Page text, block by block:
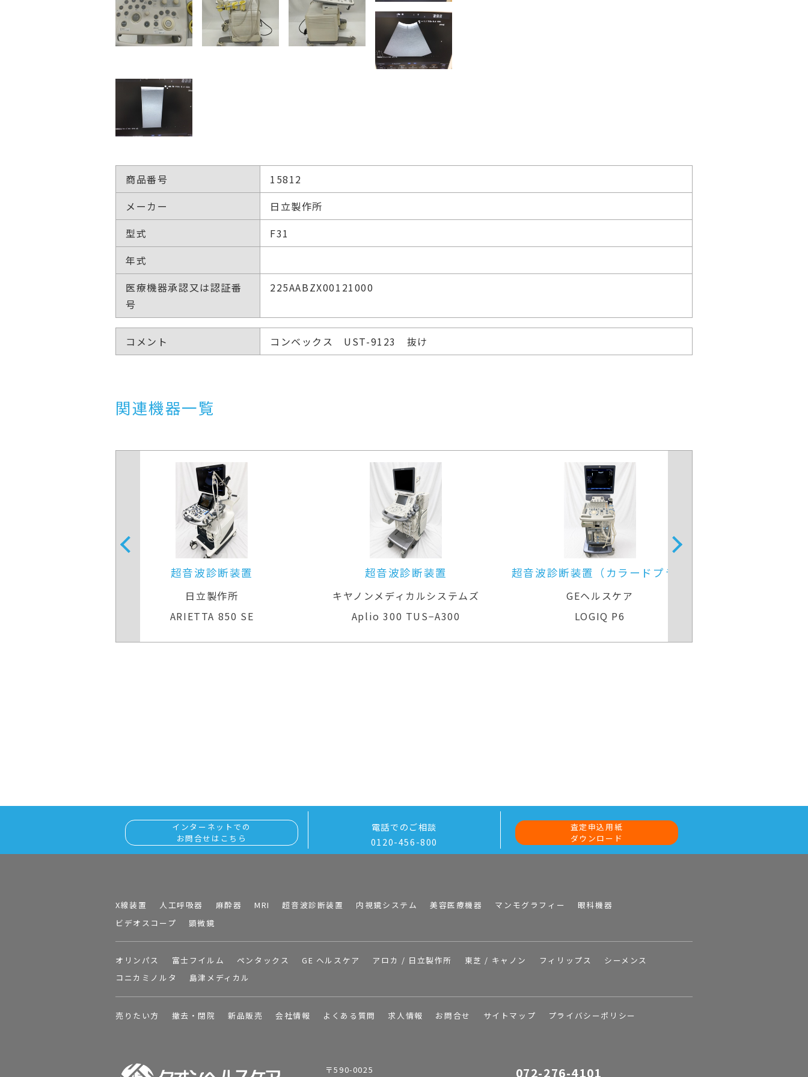
商品番号
15812
メーカー
日立製作所
型式
F31
年式
医療機器承認又は認証番
号
225AABZX00121000
コメント コンベックス UST-9123 抜け
関連機器一覧
超音波診断装置
キヤノンメディカルシステムズ
Aplio 300 TUS−A300
超音波診断装置（カラードプラ）
GEヘルスケア
LOGIQ P6
超音波診断装置
GEヘルスケア
Voluson Expert 22
インターネットでの
お問合せはこちら
電話でのご相談
0120-456-800
査定申込用紙
ダウンロード
X線装置 人工呼吸器 麻酔器 MRI 超音波診断装置 内視鏡システム 美容医療機器 マンモグラフィー
眼科機器
ビデオスコープ
顕微鏡
オリンパス 富士フイルム ペンタックス GE ヘルスケア アロカ / 日立製作所 東芝 / キャノン フィリップス
シーメンス
コニカミノルタ
島津メディカル
売りたい方 撤去・閉院 新品販売 会社情報 よくある質問 求人情報 お問合せ サイトマップ プライバシーポリシー
〒590-0025
072-276-4101